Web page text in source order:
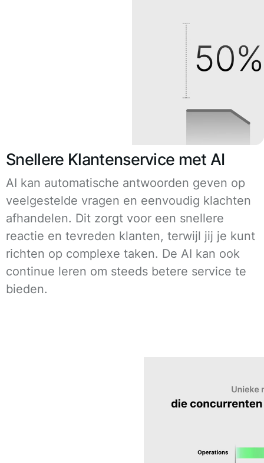
Snellere Klantenservice met AI
AI kan automatische antwoorden geven op
veelgestelde vragen en eenvoudig klachten
afhandelen. Dit zorgt voor een snellere
reactie en tevreden klanten, terwijl jij je kunt
richten op complexe taken. De AI kan ook
continue leren om steeds betere service te
bieden.